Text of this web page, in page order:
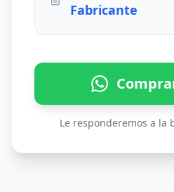
Fabricante
Le responderemos a la